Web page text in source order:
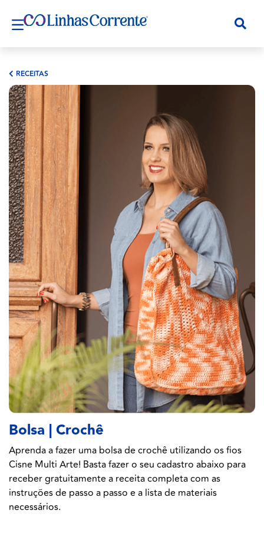
RECEITAS
Bolsa | Crochê
Aprenda a fazer uma bolsa de crochê utilizando os fios
Cisne Multi Arte! Basta fazer o seu cadastro abaixo para
receber gratuitamente a receita completa com as
instruções de passo a passo e a lista de materiais
necessários.